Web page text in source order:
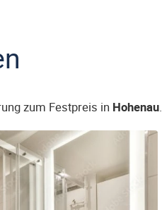
zum Festpreis in Hohenau.